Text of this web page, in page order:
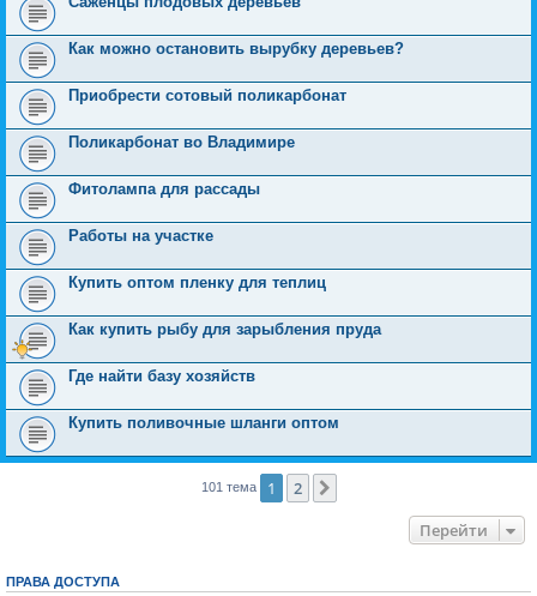
Как можно остановить вырубку деревьев?
Приобрести сотовый поликарбонат
Поликарбонат во Владимире
Фитолампа для рассады
Работы на участке
Купить оптом пленку для теплиц
Как купить рыбу для зарыбления пруда
Где найти базу хозяйств
Купить поливочные шланги оптом
101 тема 1 2
Перейти
ПРАВА ДОСТУПА